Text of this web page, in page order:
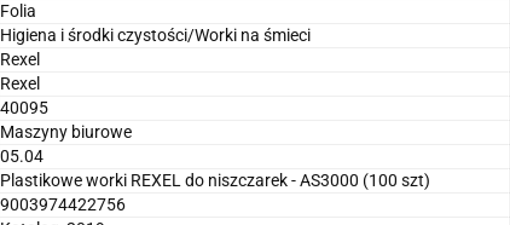
Folia
Higiena i środki czystości/Worki na śmieci
Rexel
Rexel
40095
Maszyny biurowe
05.04
Plastikowe worki REXEL do niszczarek - AS3000 (100 szt)
9003974422756